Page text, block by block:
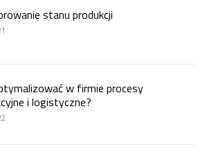
stanu produkcji
w firmie procesy
i logistyczne?